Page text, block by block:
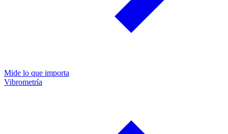
Mide lo que importa
Vibrometría